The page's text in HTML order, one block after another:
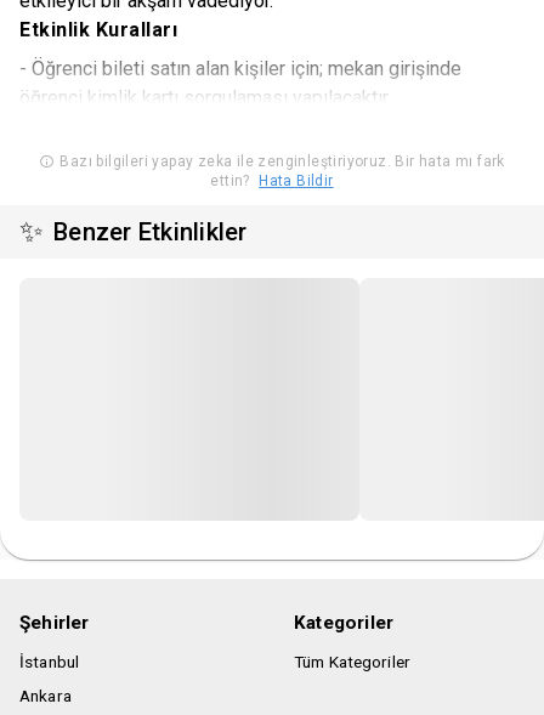
Etkinlik Kuralları
- Öğrenci bileti satın alan kişiler için; mekan girişinde
öğrenci kimlik kartı sorgulaması yapılacaktır.
- Organizasyon firması, bilet fiyatlarını değiştirme hakkını
Organizasyon firması etkinlik için uygun görmediği kişileri,
etkinlik mekanına almama hakkına sahiptir.
Bazı bilgileri yapay zeka ile zenginleştiriyoruz. Bir hata mı fark
ettin?
Hata Bildir
✨ Benzer Etkinlikler
Şehirler
İstanbul
Ankara
Kategoriler
Tüm Kategoriler